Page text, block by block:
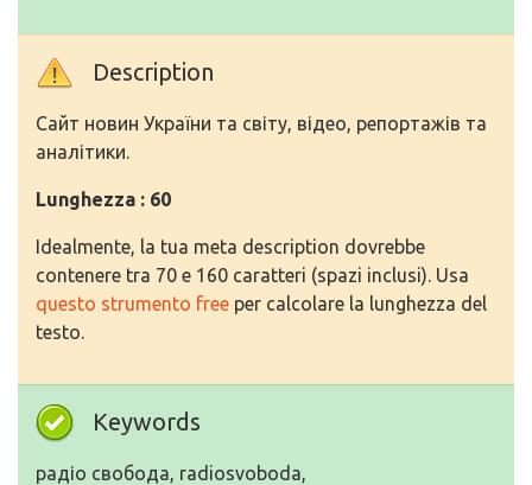
Description
Сайт новин України та світу, відео, репортажів та
аналітики.
Lunghezza : 60
Idealmente, la tua meta description dovrebbe
contenere tra 70 e 160 caratteri (spazi inclusi). Usa
questo strumento free per calcolare la lunghezza del
testo.
Keywords
радіо свобода, radiosvoboda,